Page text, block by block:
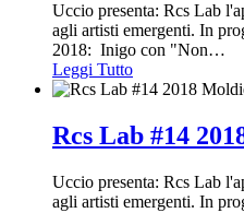
Uccio presenta: Rcs Lab
agli artisti emergenti. In
2018: Inigo con "Non…
Leggi Tutto
Rcs Lab #14
Uccio presenta: Rcs Lab
agli artisti emergenti. In